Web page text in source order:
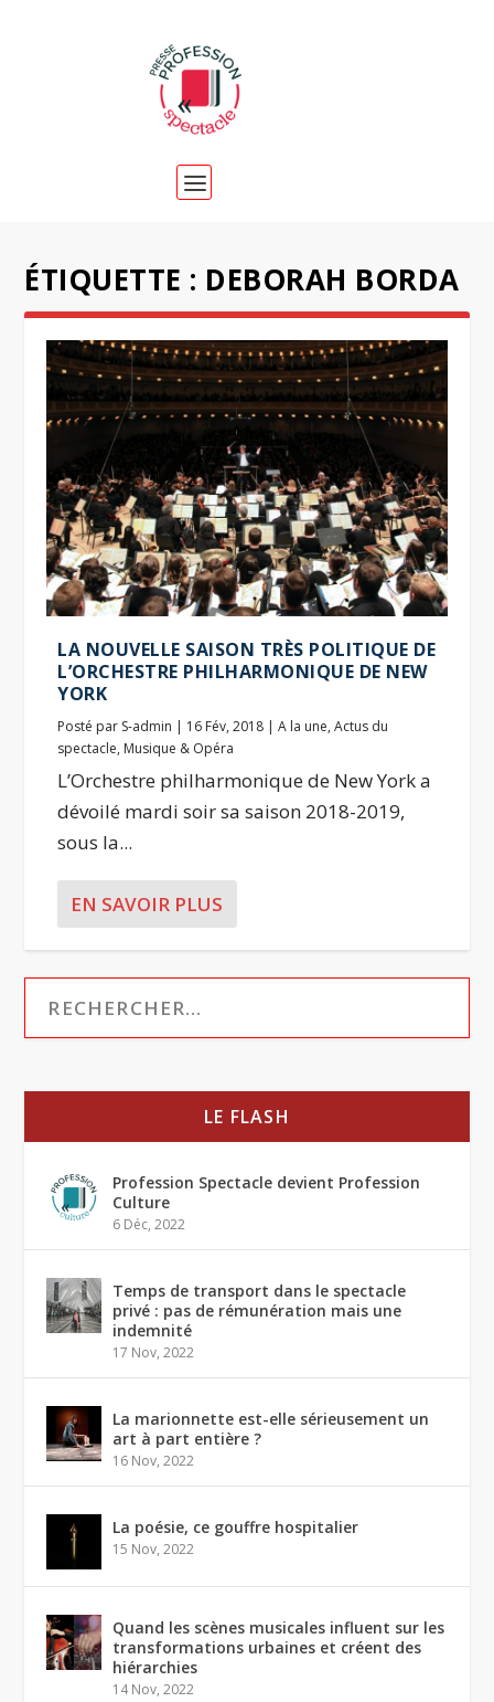
ÉTIQUETTE : DEBORAH BORDA
LA NOUVELLE SAISON TRÈS POLITIQUE DE
L’ORCHESTRE PHILHARMONIQUE DE NEW
YORK
Posté par S-admin | 16 Fév, 2018 |A la une,Actus du
spectacle, Musique & Opéra
L’Orchestre philharmonique de New York a
dévoilé mardi soir sa saison 2018-2019,
sous la...
EN SAVOIR PLUS
LE FLASH
Profession Spectacle devient Profession
Culture
6 Déc, 2022
Temps de transport dans le spectacle
privé : pas de rémunération mais une
indemnité
17 Nov, 2022
La marionnette est-elle sérieusement un
art à part entière ?
16 Nov, 2022
La poésie, ce gouffre hospitalier
15 Nov, 2022
Quand les scènes musicales influent sur les
transformations urbaines et créent des
hiérarchies
14 Nov, 2022